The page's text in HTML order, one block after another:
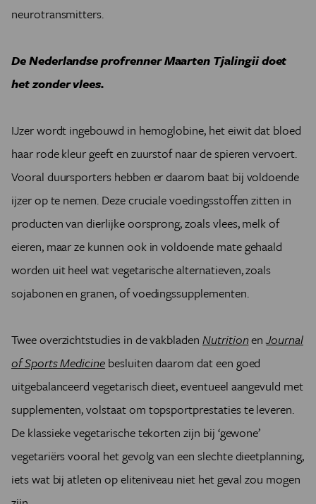
neurotransmitters.
De Nederlandse profrenner Maarten Tjalingii doet
het zonder vlees.
IJzer wordt ingebouwd in hemoglobine, het eiwit dat bloed
haar rode kleur geeft en zuurstof naar de spieren vervoert.
Vooral duursporters hebben er daarom baat bij voldoende
ijzer op te nemen. Deze cruciale voedingsstoffen zitten in
producten van dierlijke oorsprong, zoals vlees, melk of
eieren, maar ze kunnen ook in voldoende mate gehaald
worden uit heel wat vegetarische alternatieven, zoals
sojabonen en granen, of voedingssupplementen.
Twee overzichtstudies in de vakbladen NutritionenJournal
of Sports Medicine besluiten daarom dat een goed
uitgebalanceerd vegetarisch dieet, eventueel aangevuld met
supplementen, volstaat om topsportprestaties te leveren.
De klassieke vegetarische tekorten zijn bij ‘gewone’
vegetariërs vooral het gevolg van een slechte dieetplanning,
iets wat bij atleten op eliteniveau niet het geval zou mogen